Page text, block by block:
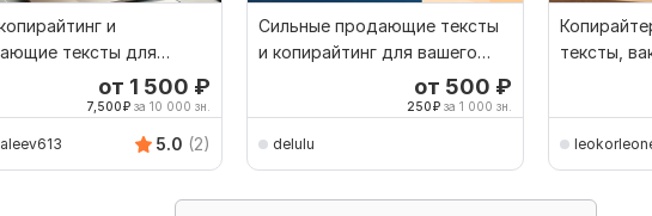
и
тексты для
Блог Лендингот 1 500 ₽
7,500₽ за 10 000 зн.
5.0 (2)
Сильные продающие тексты
и копирайтинг для вашего
от 500 ₽
250₽ за 1 000 зн.
delulu
тексты,